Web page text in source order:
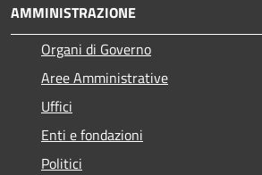
AMMINISTRAZIONE
Organi di Governo
Aree Amministrative
Uffici
Enti e fondazioni
Politici